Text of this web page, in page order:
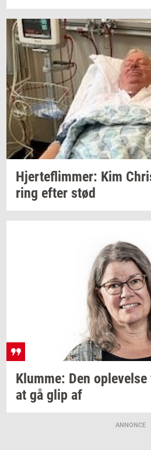
Hjer­te­flim­mer: Kim
ring efter stød
Klum­me: Den op­le­vel­se
at gå glip af
ANNONCE